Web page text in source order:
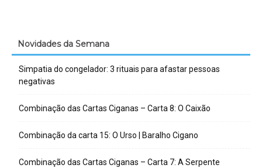
Novidades da Semana
Simpatia do congelador: 3 rituais para afastar pessoas
negativas
Combinação das Cartas Ciganas – Carta 8: O Caixão
Combinação da carta 15: O Urso | Baralho Cigano
Combinação das Cartas Ciganas – Carta 7: A Serpente